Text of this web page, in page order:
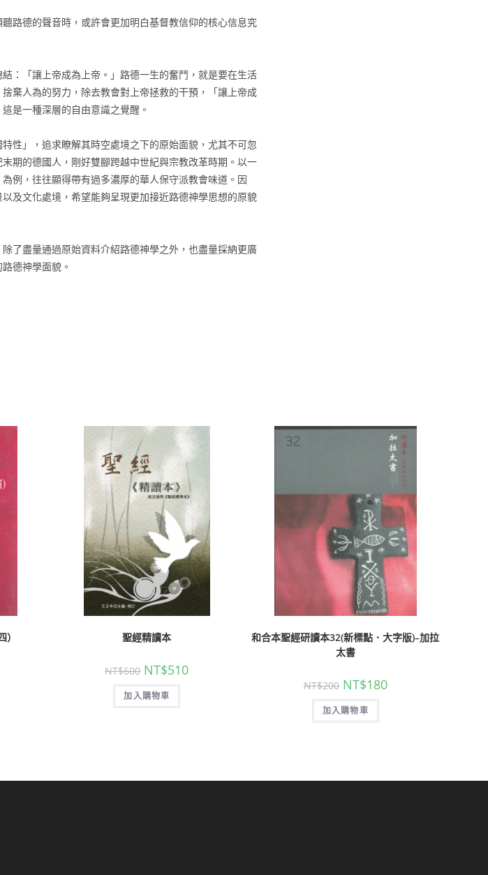
路德的聲音時，或許會更加明白基督教信仰的核心信息究
：「讓上帝成為上帝。」路德一生的奮鬥，就是要在生活
棄人為的努力，除去教會對上帝拯救的干預，「讓上帝成
是一種深層的自由意識之覺醒。
性」，追求瞭解其時空處境之下的原始面貌，尤其不可忽
期的德國人，剛好雙腳跨越中世紀與宗教改革時期。以一
例，往往顯得帶有過多濃厚的華人保守派教會味道。因
及文化處境，希望能夠呈現更加接近路德神學思想的原貌
了盡量通過原始資料介紹路德神學之外，也盡量採納更廣
德神學面貌。
聖經精讀本
NT$600 NT$510
加入購物車
和合本聖經研讀本32(新標點．大字版)–加拉
太書
NT$200 NT$180
加入購物車